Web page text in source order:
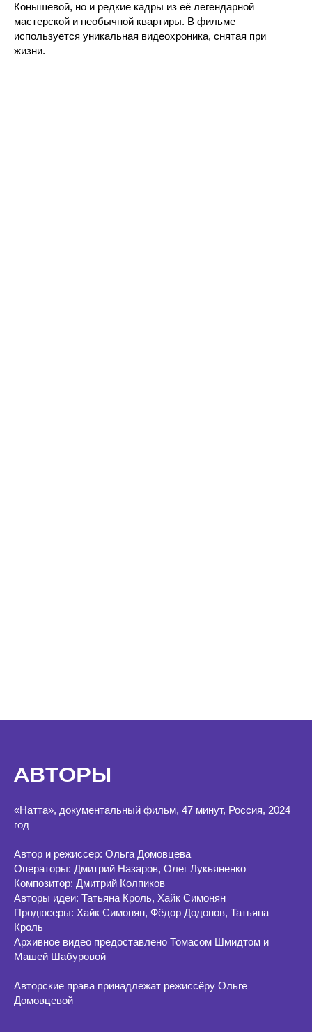
Конышевой, но и редкие кадры из её легендарной
мастерской и необычной квартиры. В фильме
используется уникальная видеохроника, снятая при
жизни.
АВТОРЫ
«Натта», документальный фильм, 47 минут, Россия, 2024
год
Автор и режиссер: Ольга Домовцева
Операторы: Дмитрий Назаров, Олег Лукьяненко
Композитор: Дмитрий Колпиков
Авторы идеи: Татьяна Кроль, Хайк Симонян
Продюсеры: Хайк Симонян, Фёдор Додонов, Татьяна
Кроль
Архивное видео предоставлено Томасом Шмидтом и
Машей Шабуровой
Авторские права принадлежат режиссёру Ольге
Домовцевой